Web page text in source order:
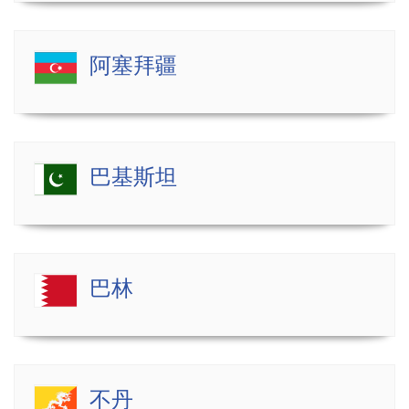
阿塞拜疆
巴基斯坦
巴林
不丹